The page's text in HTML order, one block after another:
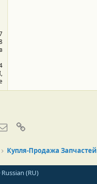
Электронная почта
Купля-Продажа Запчастей
Russian (RU)